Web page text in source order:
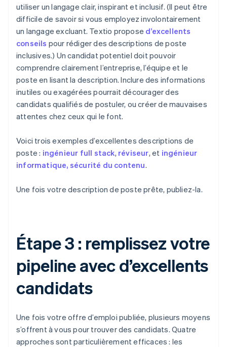
utiliser un langage clair, inspirant et inclusif. (Il peut être
difficile de savoir si vous employez involontairement
un langage excluant. Textio propose d’excellents
conseils pour rédiger des descriptions de poste
inclusives.) Un candidat potentiel doit pouvoir
comprendre clairement l’entreprise, l’équipe et le
poste en lisant la description. Inclure des informations
inutiles ou exagérées pourrait décourager des
candidats qualifiés de postuler, ou créer de mauvaises
attentes chez ceux qui le font.
Voici trois exemples d’excellentes descriptions de
poste : ingénieur full stack, réviseur, et ingénieur
informatique, sécurité du contenu.
Une fois votre description de poste prête, publiez-la.
Étape 3 : remplissez votre
pipeline avec d’excellents
candidats
Une fois votre offre d’emploi publiée, plusieurs moyens
s’offrent à vous pour trouver des candidats. Quatre
approches sont particulièrement efficaces : les